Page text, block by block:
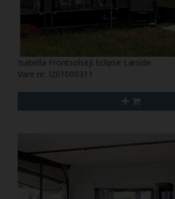
Isabella Frontsolsejl Eclipse Læside
Vare nr. I261000311